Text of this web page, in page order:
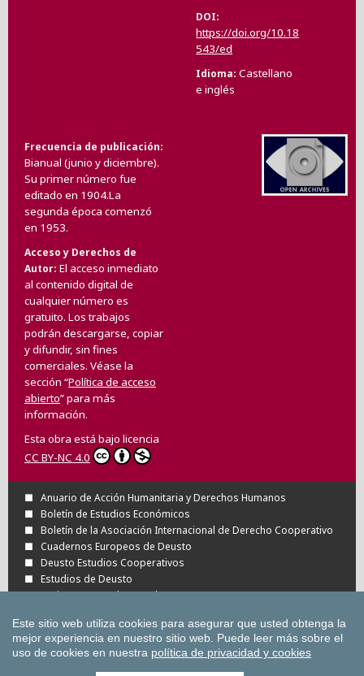
DOI
https://doi.org/10.18
543/ed
Idioma Castellano
e inglés
Frecuencia de publicación
Bianual (junio y diciembre).
Su primer número fue
editado en 1904.La
segunda época comenzó
en 1953.
Acceso y Derechos de
Autor El acceso inmediato
al contenido digital de
cualquier número es
gratuito. Los trabajos
podrán descargarse, copiar
y difundir, sin fines
comerciales. Véase la
sección “Política de acceso
abierto” para más
información.
Esta obra está bajo licencia
CC BY-NC 4.0
Anuario de Acción Humanitaria y Derechos Humanos
Boletín de Estudios Económicos
Boletín de la Asociación Internacional de Derecho Cooperativo
Cuadernos Europeos de Deusto
Deusto Estudios Cooperativos
Estudios de Deusto
Revista Deusto de Derechos Humanos
Todas las Revistas Científicas de Deusto en
OJS
Todas las publicaciones de la Universidad
Este sitio web utiliza cookies para asegurar que usted obtenga la
mejor experiencia en nuestro sitio web. Puede leer más sobre el
uso de cookies en nuestra política de privacidad y cookies